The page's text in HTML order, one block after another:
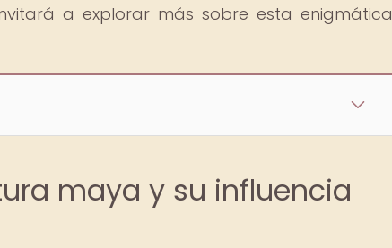
a explorar más sobre esta enigmática
maya y su influencia